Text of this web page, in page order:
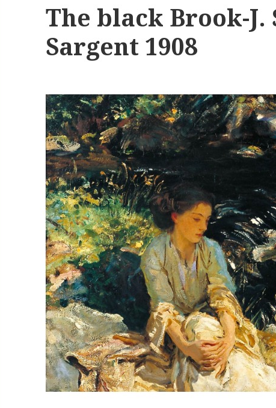
The black Brook-J.
Sargent 1908